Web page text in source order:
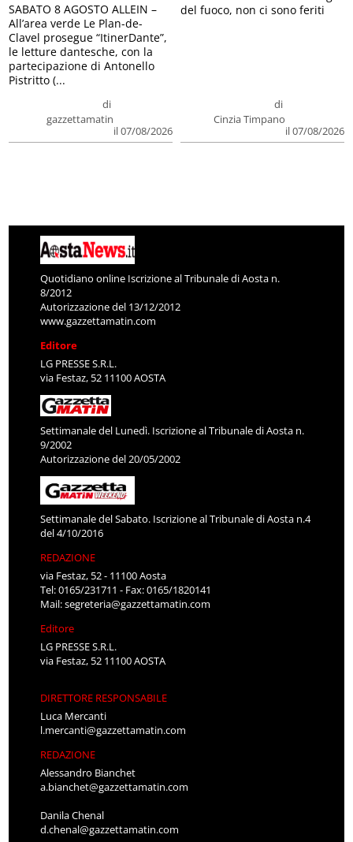
di
gazzettamatin
il 07/08/2026
SABATO 8 AGOSTO ALLEIN –
All’area verde Le Plan-de-
Clavel prosegue “ItinerDante”,
le letture dantesche, con la
partecipazione di Antonello
Pistritto (...
di
Cinzia Timpano
il 07/08/2026
del fuoco, non ci sono feriti
Quotidiano online Iscrizione al Tribunale di Aosta n.
8/2012
Autorizzazione del 13/12/2012
www.gazzettamatin.com
Editore
LG PRESSE S.R.L.
via Festaz, 52 11100 AOSTA
Settimanale del Lunedì. Iscrizione al Tribunale di Aosta n.
9/2002
Autorizzazione del 20/05/2002
Settimanale del Sabato. Iscrizione al Tribunale di Aosta n.4
del 4/10/2016
REDAZIONE
via Festaz, 52 - 11100 Aosta
Tel: 0165/231711 - Fax: 0165/1820141
Mail:segreteria@gazzettamatin.com
Editore
LG PRESSE S.R.L.
via Festaz, 52 11100 AOSTA
DIRETTORE RESPONSABILE
Luca Mercanti
l.mercanti@gazzettamatin.com
REDAZIONE
Alessandro Bianchet
a.bianchet@gazzettamatin.com
Danila Chenal
d.chenal@gazzettamatin.com